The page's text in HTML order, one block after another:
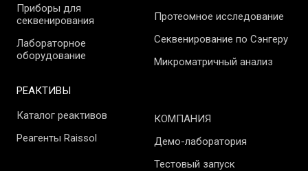
Приборы для
секвенирования
Лабораторное
оборудование
РЕАКТИВЫ
Каталог реактивов
Реагенты Raissol
Протеомное исследование
Секвенирование по Сэнгеру
Микроматричный анализ
КОМПАНИЯ
Демо-лаборатория
Тестовый запуск